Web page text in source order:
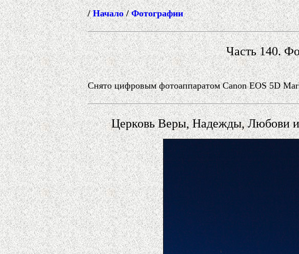
/Начало/Фотографии
Часть 140.
Снято цифровым фотоаппаратом Canon EOS 5D
Церковь Веры, Надежды, Любови